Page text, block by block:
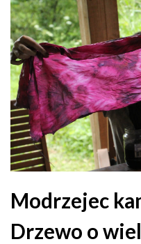
Modrzejec
Drzewo o